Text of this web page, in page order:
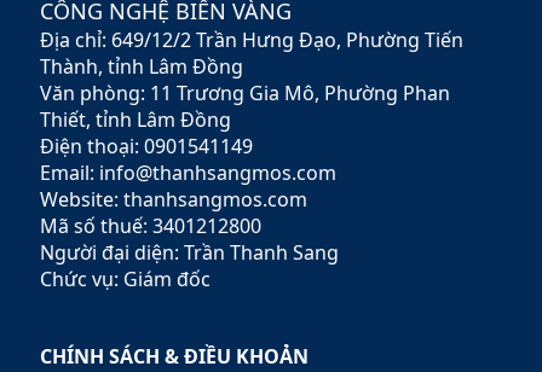
cấp các sản phẩm đa dạng
mà còn mang đến các dịch
vụ tư vấn chuyên nghiệp,
giúp khách hàng tối ưu hóa
lợi nhuận và giảm thiểu rủi
ro.
CÔNG NGHỆ BIỂN VÀNG
Địa chỉ: 649/12/2 Trần Hưng Đạo, Phường Tiến
Thành, tỉnh Lâm Đồng
Văn phòng: 11 Trương Gia Mô, Phường Phan
Thiết, tỉnh Lâm Đồng
Điện thoại: 0901541149
Email: info@thanhsangmos.com
Website: thanhsangmos.com
Mã số thuế: 3401212800
Người đại diện: Trần Thanh Sang
Chức vụ: Giám đốc
CHÍNH SÁCH & ĐIỀU KHOẢN